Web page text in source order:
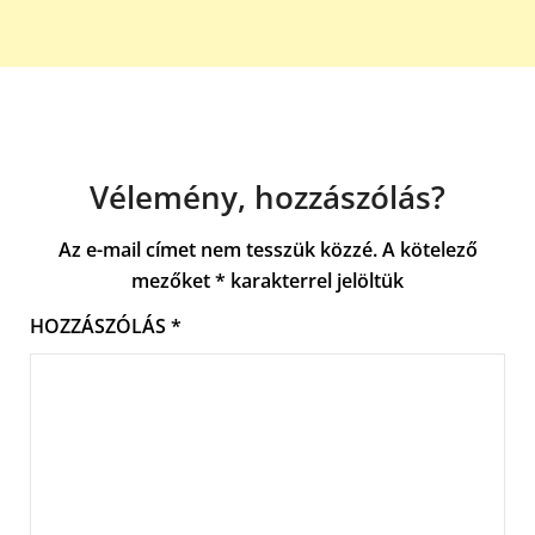
Vélemény, hozzászólás?
Az e-mail címet nem tesszük közzé. A kötelező
mezőket* karakterrel jelöltük
HOZZÁSZÓLÁS *